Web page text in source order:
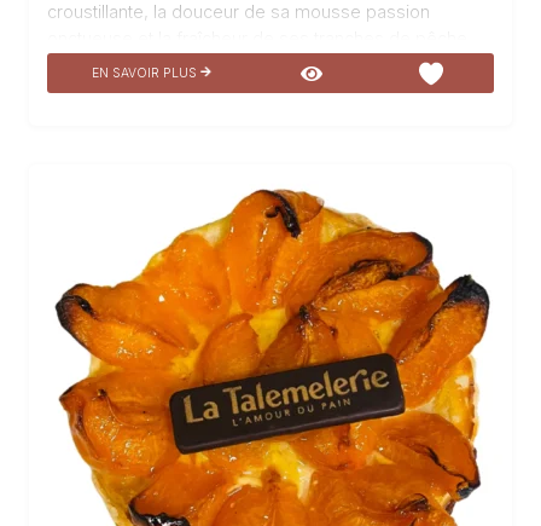
croustillante, la douceur de sa mousse passion
juteuses. Un véritable festival de saveurs en bouche
qui ravira les amateurs de pâtisseries raffinées. L’éclair
gourmandise irrésistible.
EN SAVOIR PLUS